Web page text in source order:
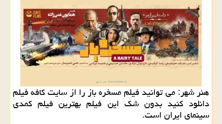
هنر شهر: می توانید فیلم مسخره باز را از سایت كافه فیلم
دانلود كنید بدون شك این فیلم بهترین فیلم كمدی
سینمای ایران است.